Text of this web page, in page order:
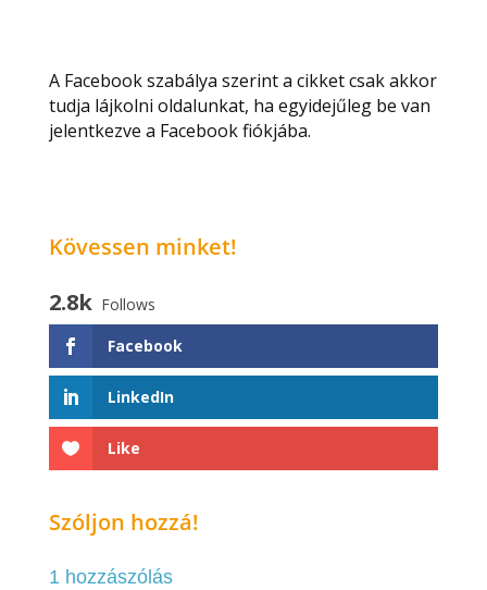
A Facebook szabálya szerint a cikket csak akkor
tudja lájkolni oldalunkat, ha egyidejűleg be van
jelentkezve a Facebook fiókjába.
Kövessen minket!
2.8k Follows
Facebook
LinkedIn
Like
Szóljon hozzá!
1 hozzászólás